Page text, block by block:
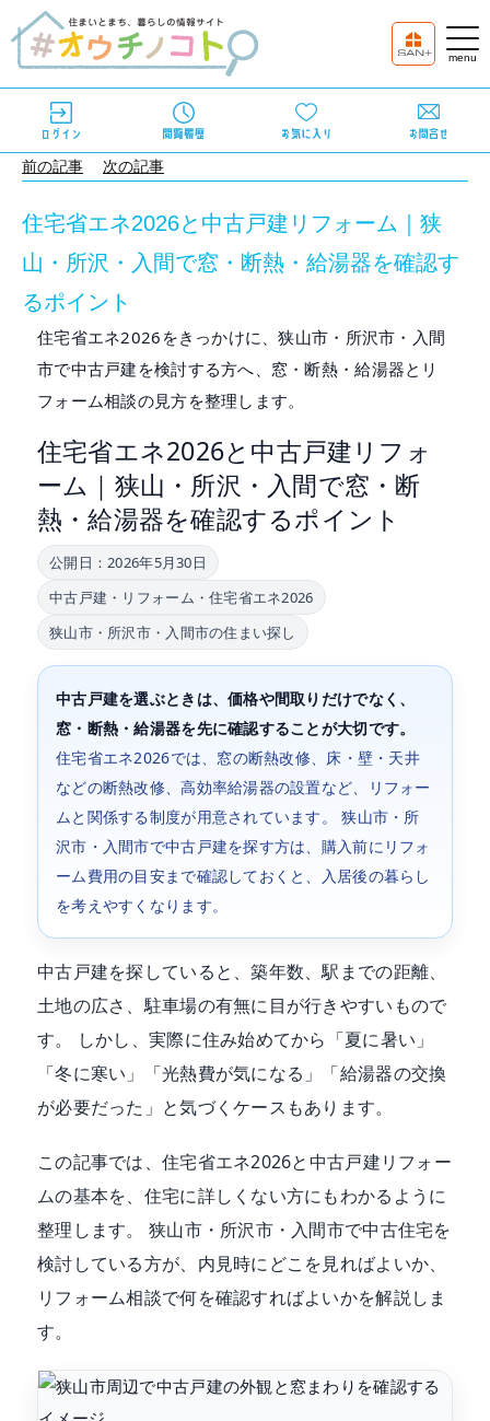
前の記事 次の記事
住宅省エネ2026と中古戸建リフォーム｜狭
山・所沢・入間で窓・断熱・給湯器を確認す
るポイント
住宅省エネ2026をきっかけに、狭山市・所沢市・入間
市で中古戸建を検討する方へ、窓・断熱・給湯器とリ
フォーム相談の見方を整理します。
住宅省エネ2026と中古戸建リフォ
ーム｜狭山・所沢・入間で窓・断
熱・給湯器を確認するポイント
公開日：2026年5月30日
中古戸建・リフォーム・住宅省エネ2026
狭山市・所沢市・入間市の住まい探し
中古戸建を選ぶときは、価格や間取りだけでなく、
窓・断熱・給湯器を先に確認することが大切です。
住宅省エネ2026では、窓の断熱改修、床・壁・天井
などの断熱改修、高効率給湯器の設置など、リフォー
ムと関係する制度が用意されています。 狭山市・所
沢市・入間市で中古戸建を探す方は、購入前にリフォ
ーム費用の目安まで確認しておくと、入居後の暮らし
を考えやすくなります。
中古戸建を探していると、築年数、駅までの距離、
土地の広さ、駐車場の有無に目が行きやすいもので
す。 しかし、実際に住み始めてから「夏に暑い」
「冬に寒い」「光熱費が気になる」「給湯器の交換
が必要だった」と気づくケースもあります。
この記事では、住宅省エネ2026と中古戸建リフォー
ムの基本を、住宅に詳しくない方にもわかるように
整理します。 狭山市・所沢市・入間市で中古住宅を
検討している方が、内見時にどこを見ればよいか、
リフォーム相談で何を確認すればよいかを解説しま
す。